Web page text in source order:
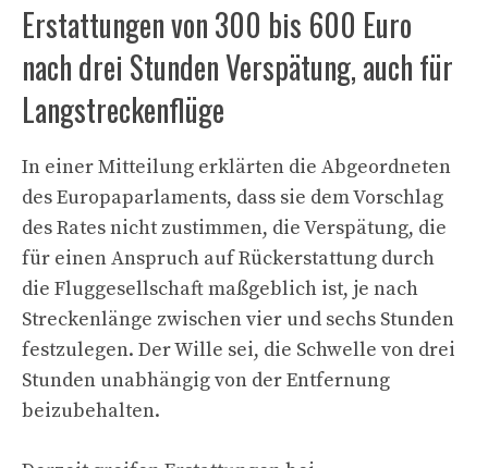
Erstattungen von 300 bis 600 Euro
nach drei Stunden Verspätung, auch für
Langstreckenflüge
In einer Mitteilung erklärten die Abgeordneten
des Europaparlaments, dass sie dem Vorschlag
des Rates nicht zustimmen, die Verspätung, die
für einen Anspruch auf Rückerstattung durch
die Fluggesellschaft maßgeblich ist, je nach
Streckenlänge zwischen vier und sechs Stunden
festzulegen. Der Wille sei, die Schwelle von drei
Stunden unabhängig von der Entfernung
beizubehalten.